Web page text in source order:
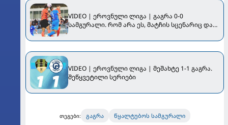
VIDEO | ეროვნული ლიგა | გაგრა 0-0
სამგურალი. რომ არა ეს, მატჩის სცენარიც და
ყოფილიყო...
VIDEO | ეროვნული ლიგა | მეშახტე 1-1 გაგრა.
შეწყვეტილი სერიები
თეგები: გაგრა წყალტუბოს სამგურალი